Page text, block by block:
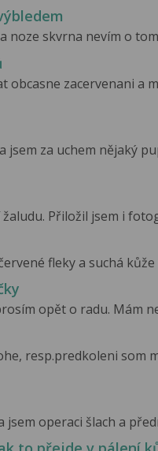
noze skvrna nevím o
obcasne zacervenani a
jsem za uchem nějaký
Přiložil jsem i
fleky a suchá kůže
opět o radu. Mám
resp.predkoleni som
operaci šlach a